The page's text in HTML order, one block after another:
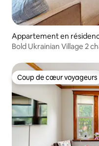
Appartement en
Bold Ukrainian Village 2
Coup de cœur voyageurs
Coup de cœur voyageurs